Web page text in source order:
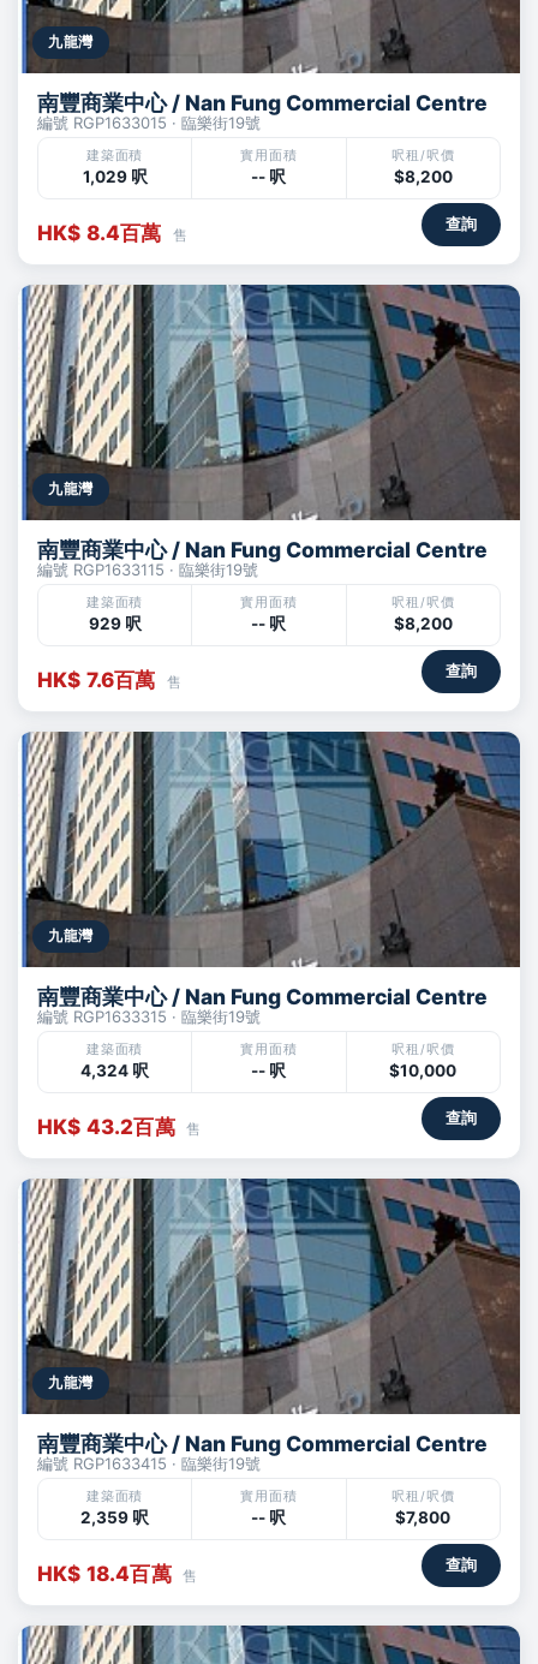
九龍灣
南豐商業中心 / Nan Fung Commercial Centre
編號 RGP1633015 · 臨樂街19號
建築面積
1,029 呎
實用面積
-- 呎
呎租/呎價
$8,200
HK$ 8.4百萬 售
查詢
九龍灣
南豐商業中心 / Nan Fung Commercial Centre
編號 RGP1633115 · 臨樂街19號
建築面積
929 呎
實用面積
-- 呎
呎租/呎價
$8,200
HK$ 7.6百萬 售
查詢
九龍灣
南豐商業中心 / Nan Fung Commercial Centre
編號 RGP1633315 · 臨樂街19號
建築面積
4,324 呎
實用面積
-- 呎
呎租/呎價
$10,000
HK$ 43.2百萬 售
查詢
九龍灣
南豐商業中心 / Nan Fung Commercial Centre
編號 RGP1633415 · 臨樂街19號
建築面積
2,359 呎
實用面積
-- 呎
呎租/呎價
$7,800
HK$ 18.4百萬 售
查詢